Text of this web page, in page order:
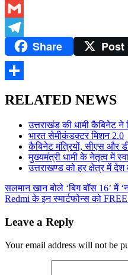
WhatsApp
Gmail
TelegramShare Post
RELATED NEWS
उत्तराखंड की धामी
भारत सेमीकंडक्टर मिशन 2.0
कैबिनेट मंत्रियों, सीएस और
मुख्यमंत्री धामी के नेतृत्व में
उत्तराखण्ड को हर क्षेत्र में
Post
navigation
सलमान खान बोले ‘बिग बॉस 16’ में
Redmi के इन स्मार्टफोन्स को
Leave a Reply
Your email address will not be